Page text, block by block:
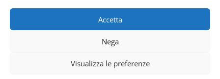
Accetta
Nega
Visualizza le preferenze